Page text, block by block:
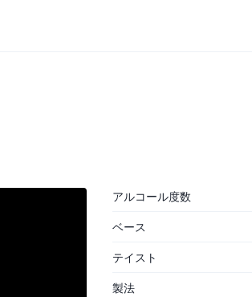
アルコール度数
ベース
テイスト
製法